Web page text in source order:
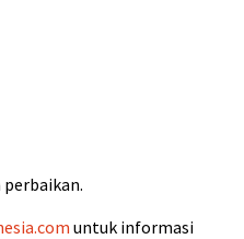
untuk informasi